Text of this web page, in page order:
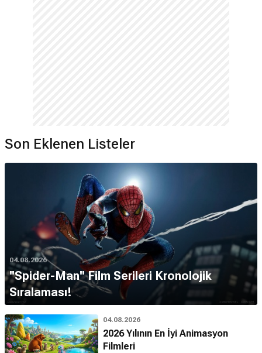
Son Eklenen Listeler
04.08.2026
''Spider-Man'' Film Serileri Kronolojik
Sıralaması!
04.08.2026
2026 Yılının En İyi Animasyon
Filmleri